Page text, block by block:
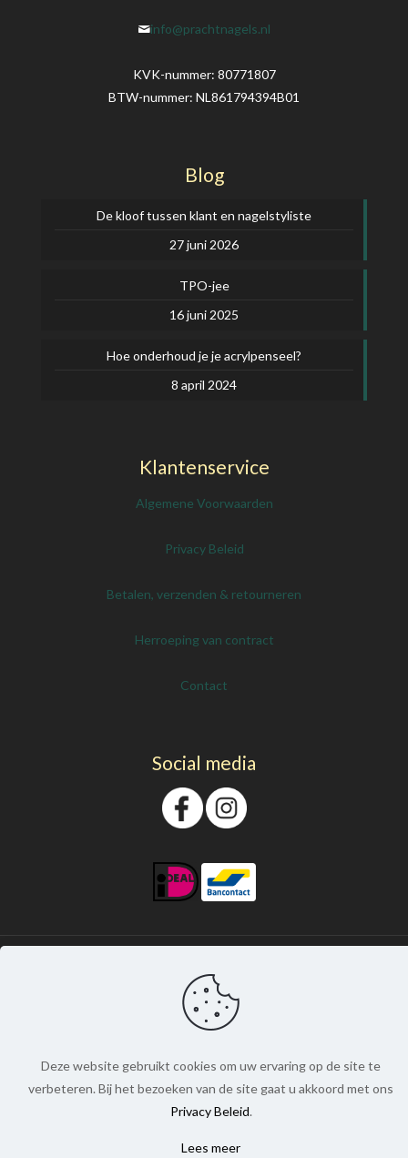
info@prachtnagels.nl
KVK-nummer: 80771807
BTW-nummer: NL861794394B01
Blog
De kloof tussen klant en nagelstyliste
27 juni 2026
TPO-jee
16 juni 2025
Hoe onderhoud je je acrylpenseel?
8 april 2024
Klantenservice
Algemene Voorwaarden
Privacy Beleid
Betalen, verzenden & retourneren
Herroeping van contract
Contact
Social media
© Prachtnagels. Alle rechten voorbehouden. |
Deze website gebruikt cookies om uw ervaring op de site te
verbeteren. Bij het bezoeken van de site gaat u akkoord met ons
Privacy Beleid.
Lees meer